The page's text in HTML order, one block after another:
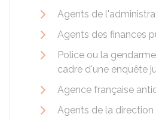
Agents de
Agents des finances
Police ou la
cadre d'une enquête
Agence française
Agents de la